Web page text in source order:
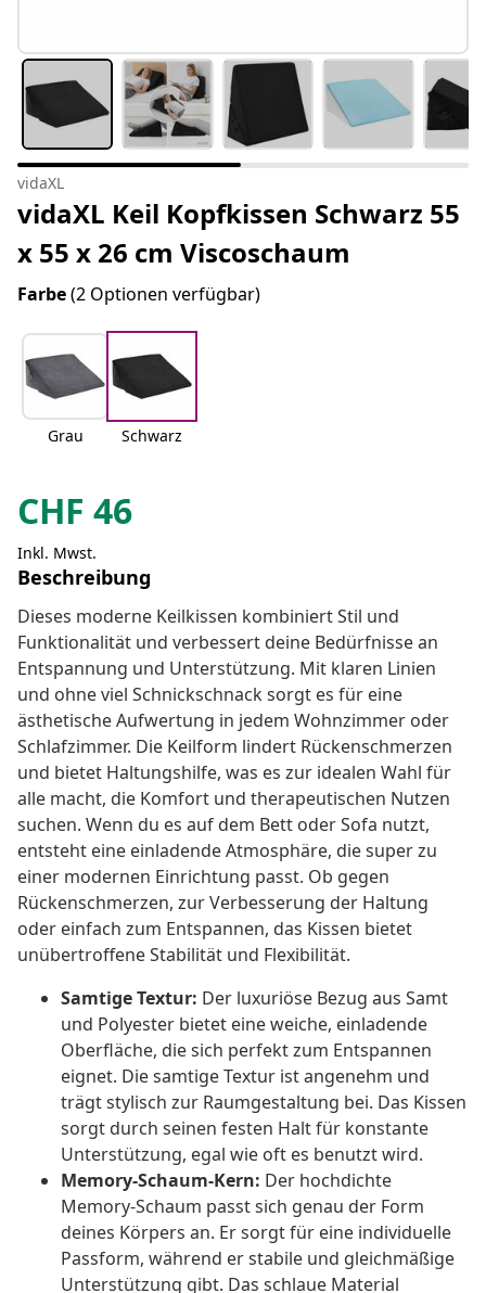
vidaXL
vidaXL Keil Kopfkissen Schwarz 55
x 55 x 26 cm Viscoschaum
Farbe(2 Optionen verfügbar)
Grau Schwarz
CHF 46
Inkl. Mwst.
Beschreibung
Dieses moderne Keilkissen kombiniert Stil und
Funktionalität und verbessert deine Bedürfnisse an
Entspannung und Unterstützung. Mit klaren Linien
und ohne viel Schnickschnack sorgt es für eine
ästhetische Aufwertung in jedem Wohnzimmer oder
Schlafzimmer. Die Keilform lindert Rückenschmerzen
und bietet Haltungshilfe, was es zur idealen Wahl für
alle macht, die Komfort und therapeutischen Nutzen
suchen. Wenn du es auf dem Bett oder Sofa nutzt,
entsteht eine einladende Atmosphäre, die super zu
einer modernen Einrichtung passt. Ob gegen
Rückenschmerzen, zur Verbesserung der Haltung
oder einfach zum Entspannen, das Kissen bietet
unübertroffene Stabilität und Flexibilität.
Samtige Textur: Der luxuriöse Bezug aus Samt
und Polyester bietet eine weiche, einladende
Oberfläche, die sich perfekt zum Entspannen
eignet. Die samtige Textur ist angenehm und
trägt stylisch zur Raumgestaltung bei. Das Kissen
sorgt durch seinen festen Halt für konstante
Unterstützung, egal wie oft es benutzt wird.
Memory-Schaum-Kern: Der hochdichte
Memory-Schaum passt sich genau der Form
deines Körpers an. Er sorgt für eine individuelle
Passform, während er stabile und gleichmäßige
Unterstützung gibt. Das schlaue Material